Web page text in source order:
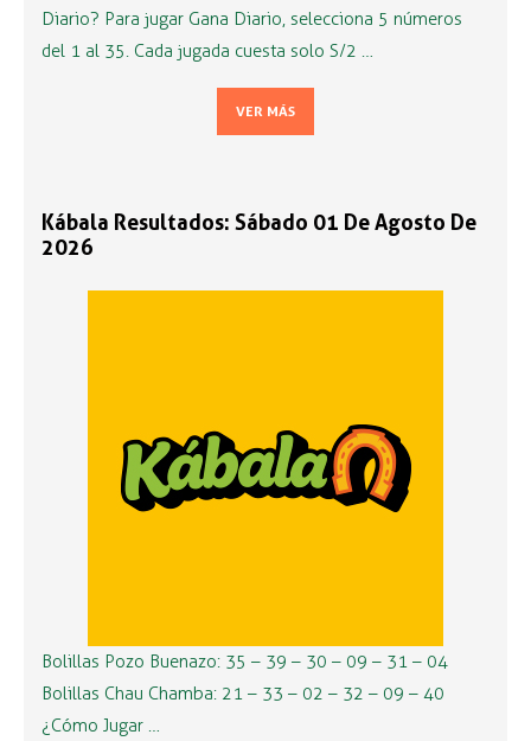
Diario? Para jugar Gana Diario, selecciona 5 números
del 1 al 35. Cada jugada cuesta solo S/2 …
VER MÁS
Kábala Resultados: Sábado 01 De Agosto De
2026
Bolillas Pozo Buenazo: 35 – 39 – 30 – 09 – 31 – 04
Bolillas Chau Chamba: 21 – 33 – 02 – 32 – 09 – 40
¿Cómo Jugar …